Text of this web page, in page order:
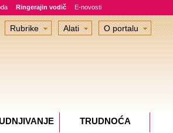
Ringerajin vodič E-novosti
Rubrike Alati O portalu
TRUDNOĆA